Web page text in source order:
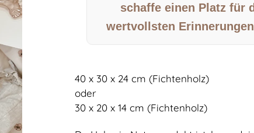
schaffe einen Platz für
wertvollsten
40 x 30 x 24 cm (Fichtenholz)
oder
30 x 20 x 14 cm (Fichtenholz)